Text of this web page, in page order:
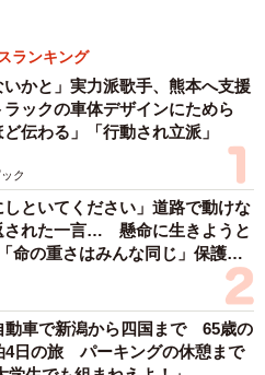
た、人間関係の温度差
の中に残ったのは金額そのも
噛み合わなかったのか」とい
ント事情。突然指定された現
誰も触れない立替金。
積み重なることで「自分だけ
いう不穏な違和感に変わって
ク
しといてください」道路で動けな
された一言… 懸命に生きようと
命の重さはみんな同じ」保護団
動車で新潟から四国まで 65歳の
4日の旅 パーキングの休憩まで
生でも組まねえよ！」
で入院 ３カ月の病院生活があま
画用紙と色鉛筆持ってこい！」→